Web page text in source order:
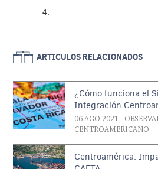
4.
ARTICULOS RELACIONADOS
¿Cómo funciona el
Integración
06 AGO 2021 -
CENTROAMERICANO
Centroamérica: